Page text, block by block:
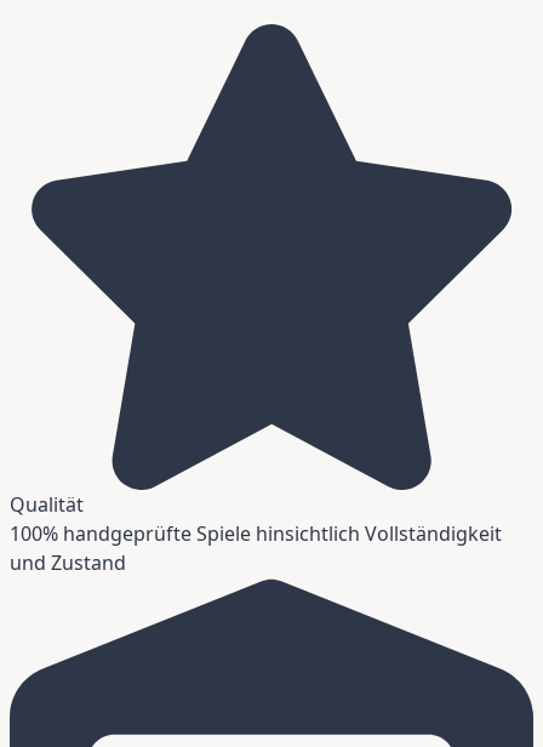
Qualität
100% handgeprüfte Spiele hinsichtlich Vollständigkeit
und Zustand